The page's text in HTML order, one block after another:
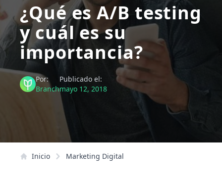
¿Qué es A/B testing
y cuál es su
importancia?
Por:
Branch
Publicado el:
mayo 12, 2018
Inicio Marketing Digital